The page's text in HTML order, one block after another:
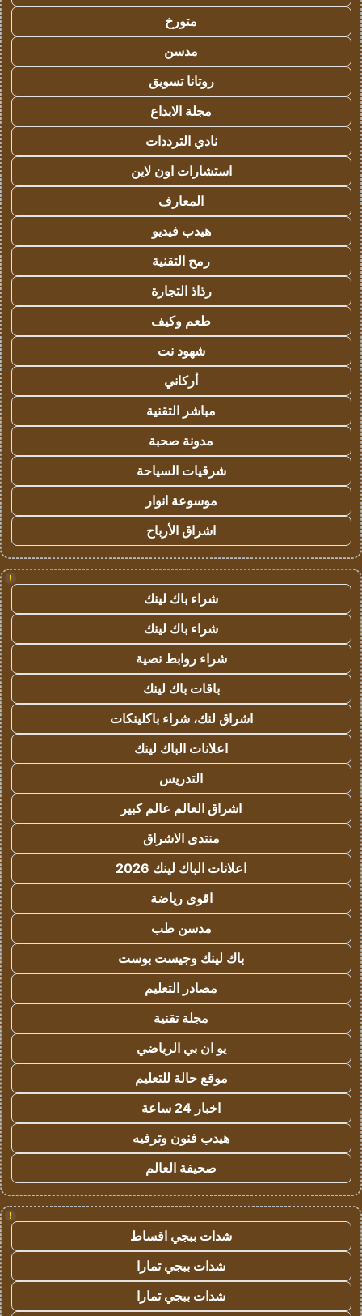
متورخ
مدسن
روتانا تسويق
مجلة الابداع
نادي الترددات
استشارات اون لاين
المعارف
هيدب فيديو
رمح التقنية
رذاذ التجارة
طعم وكيف
شهود نت
أركاني
مباشر التقنية
مدونة صحبة
شرقيات السياحة
موسوعة انوار
اشراق الأرباح
!
شراء باك لينك
شراء باك لينك
شراء روابط نصية
باقات باك لينك
اشراق لنك، شراء باكلينكات
اعلانات الباك لينك
التدريس
اشراق العالم عالم كبير
منتدى الاشراق
اعلانات الباك لينك 2026
اقوى رياضة
مدسن طب
باك لينك وجيست بوست
مصادر التعليم
مجلة تقنية
يو ان بي الرياضي
موقع حالة للتعليم
اخبار 24 ساعة
هيدب فنون وترفيه
صحيفة العالم
!
شدات ببجي اقساط
شدات ببجي تمارا
شدات ببجي تمارا